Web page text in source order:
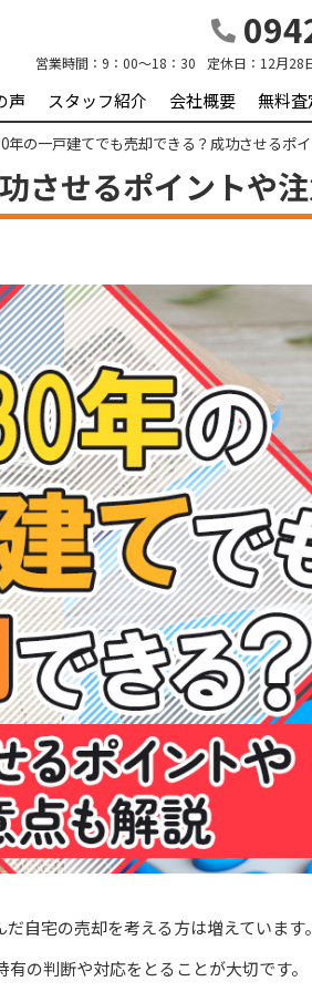
営業時間： 9：00～18：30 定休日： 12月28
声 スタッフ紹介 会社概要 無料
年の一戸建てでも売却できる？成功させるポ
させるポイントや
自宅の売却を考える方は増えています
の判断や対応をとることが大切です。